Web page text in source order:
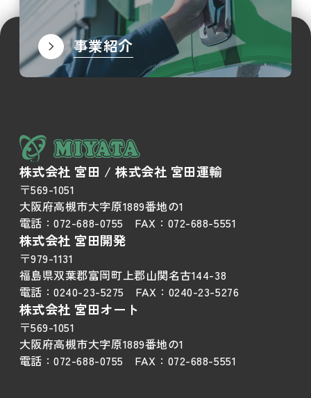
事業紹介
株式会社 宮田 / 株式会社 宮田運輸
〒569-1051
大阪府高槻市大字原1889番地の1
電話：072-688-0755 FAX： 072-688-5551
株式会社 宮田開発
〒979-1131
福島県双葉郡富岡町上郡山関名古144-38
電話：0240-23-5275 FAX： 0240-23-5276
株式会社 宮田オート
〒569-1051
大阪府高槻市大字原1889番地の1
電話：072-688-0755 FAX： 072-688-5551